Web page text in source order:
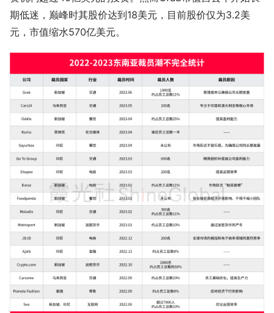
期低迷，巅峰时其股价达到18美元，目前股价仅为3.2美
元，市值缩水570亿美元。